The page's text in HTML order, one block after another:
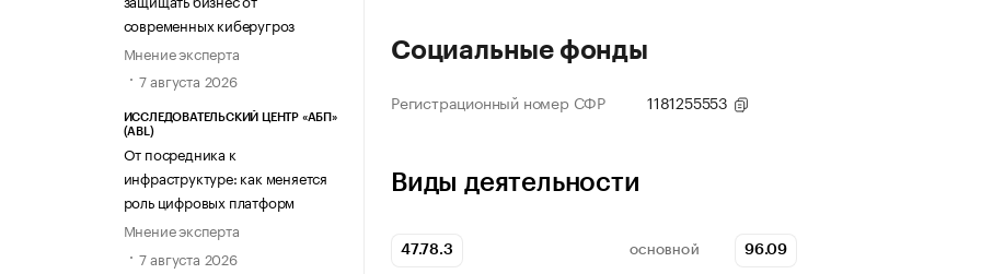
современных киберугроз
Мнение эксперта
7 августа 2026
ИССЛЕДОВАТЕЛЬСКИЙ ЦЕНТР «АБП»
(ABL)
От посредника к
инфраструктуре: как меняется
роль цифровых платформ
Мнение эксперта
7 августа 2026
Социальные фонды
Регистрационный номер СФР 1181255553
Виды деятельности
47.78.3 ОСНОВНОЙ 96.09